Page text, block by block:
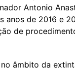
Antonio
de 2016 e
de
âmbito da